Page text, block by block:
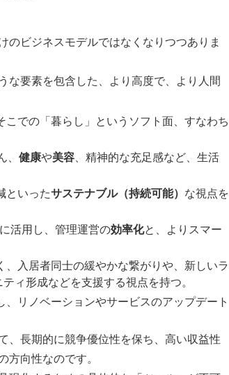
のビジネスモデルではなくなりつつありま
な要素を包含した、より高度で、より人間
での「暮らし」というソフト面、すなわち
、 健康や美容 、精神的な充足感など、生活
といったサステナブル（持続可能） な視点を
活用し、管理運営の効率化と、よりスマー
、入居者同士の緩やかな繋がりや、新しいラ
ィ形成などを支援する視点を持つ。
リノベーションやサービスのアップデート
、長期的に競争優位性を保ち、高い収益性
方向性なのです。